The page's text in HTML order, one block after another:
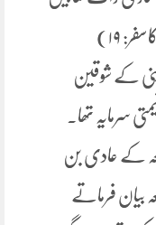
پڑھتے رہتے۔ ( شاہراہِ زندگی پر کامیابی کاسفر: ۱۹)
کے شوقین
سرمایہ تھا.
کے عادی بن
بیان فرماتے